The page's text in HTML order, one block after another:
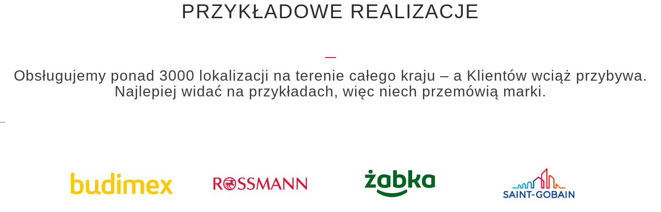
PRZYKŁADOWE REALIZACJE
Obsługujemy ponad 3000 lokalizacji na terenie całego kraju – a Klientów wciąż przybywa.
Najlepiej widać na przykładach, więc niech przemówią marki.
–